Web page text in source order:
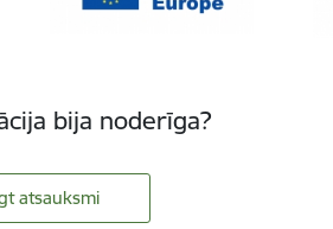
bija noderīga?
atsauksmi